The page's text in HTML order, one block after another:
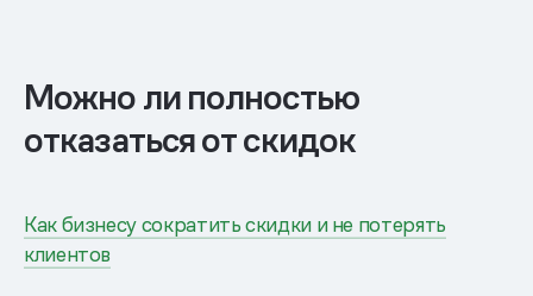
Можно ли полностью
отказаться от скидок
Как бизнесу сократить скидки и не потерять
клиентов